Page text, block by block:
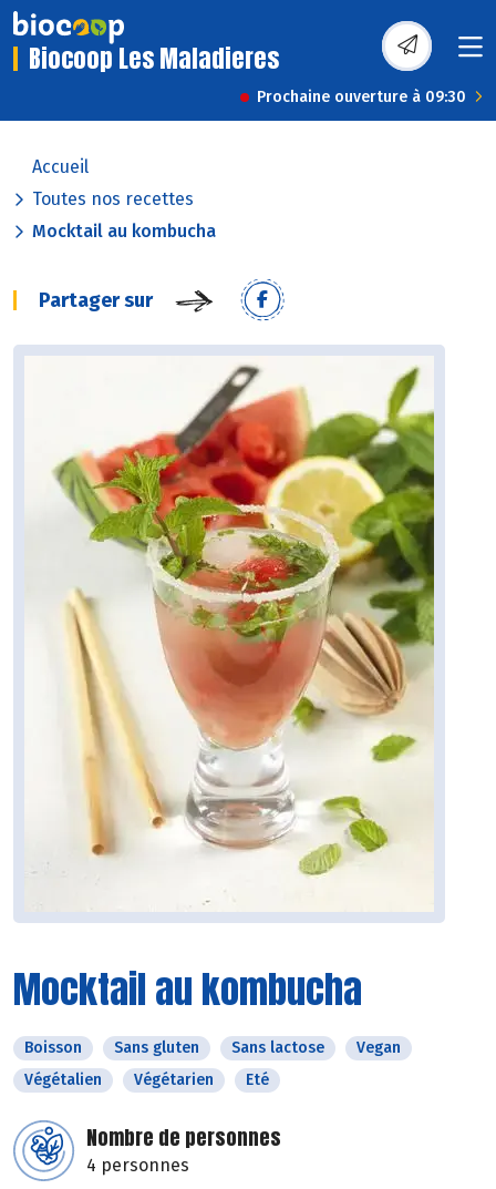
Biocoop Les Maladieres
Prochaine ouverture à 09:30
Accueil
Toutes nos recettes
Mocktail au kombucha
Partager sur
Mocktail au kombucha
Boisson Sans gluten Sans lactose
Vegan
Végétalien
Végétarien Eté
Nombre de personnes
4 personnes